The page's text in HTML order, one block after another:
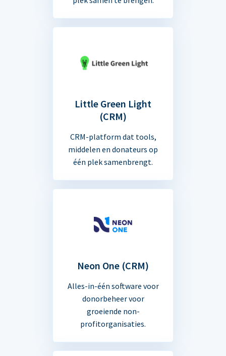
Little Green Light
(CRM)
CRM-platform dat tools,
middelen en donateurs op
één plek samenbrengt.
Neon One (CRM)
Alles-in-één software voor
donorbeheer voor
groeiende non-
profitorganisaties.